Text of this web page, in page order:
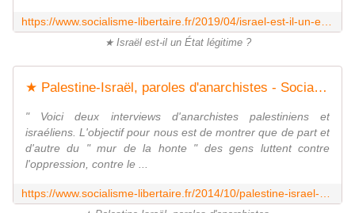
★ Israël est-il un État légitime ?
★ Palestine-Israël, paroles d'anarchistes - Socialisme libertaire
" Voici deux interviews d'anarchistes palestiniens et
israéliens. L'objectif pour nous est de montrer que de part et
d'autre du " mur de la honte " des gens luttent contre
l'oppression, contre le ...